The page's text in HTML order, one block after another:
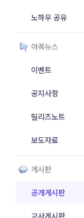
노하우 공유
아폭뉴스
이벤트
공지사항
릴리즈노트
보도자료
게시판
공개게시판
교사게시판